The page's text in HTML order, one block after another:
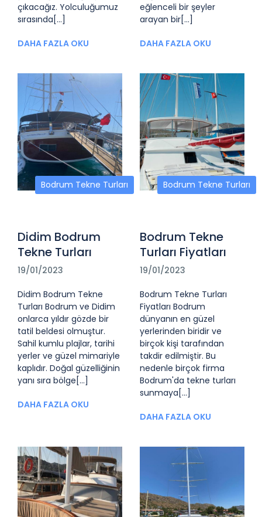
çıkacağız. Yolculuğumuz
sırasında[...]
DAHA FAZLA OKU
eğlenceli bir şeyler
arayan bir[...]
DAHA FAZLA OKU
Bodrum Tekne Turları
Didim Bodrum
Tekne Turları
19/01/2023
Didim Bodrum Tekne
Turları Bodrum ve Didim
onlarca yıldır gözde bir
tatil beldesi olmuştur.
Sahil kumlu plajlar, tarihi
yerler ve güzel mimariyle
kaplıdır. Doğal güzelliğinin
yanı sıra bölge[...]
DAHA FAZLA OKU
Bodrum Tekne Turları
Bodrum Tekne
Turları Fiyatları
19/01/2023
Bodrum Tekne Turları
Fiyatları Bodrum
dünyanın en güzel
yerlerinden biridir ve
birçok kişi tarafından
takdir edilmiştir. Bu
nedenle birçok firma
Bodrum'da tekne turları
sunmaya[...]
DAHA FAZLA OKU